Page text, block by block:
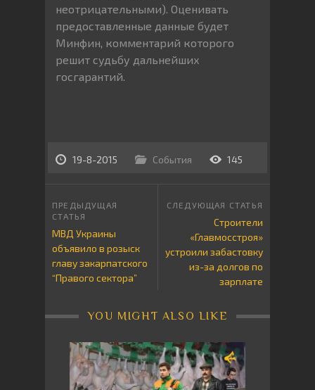
неотрицательными). Оценивать
предоставленные данные будет
Минфин, комментарий которого
решит судьбу дальнейших
госгарантий.
19-8-2015 События 145
МВД Украины
объявило в розыск
главу закарпатского
“Правого сектора”
Строители
«Главмосстроя»
устроили забастовку
из-за долгов по
зарплате
YOU MIGHT ALSO LIKE